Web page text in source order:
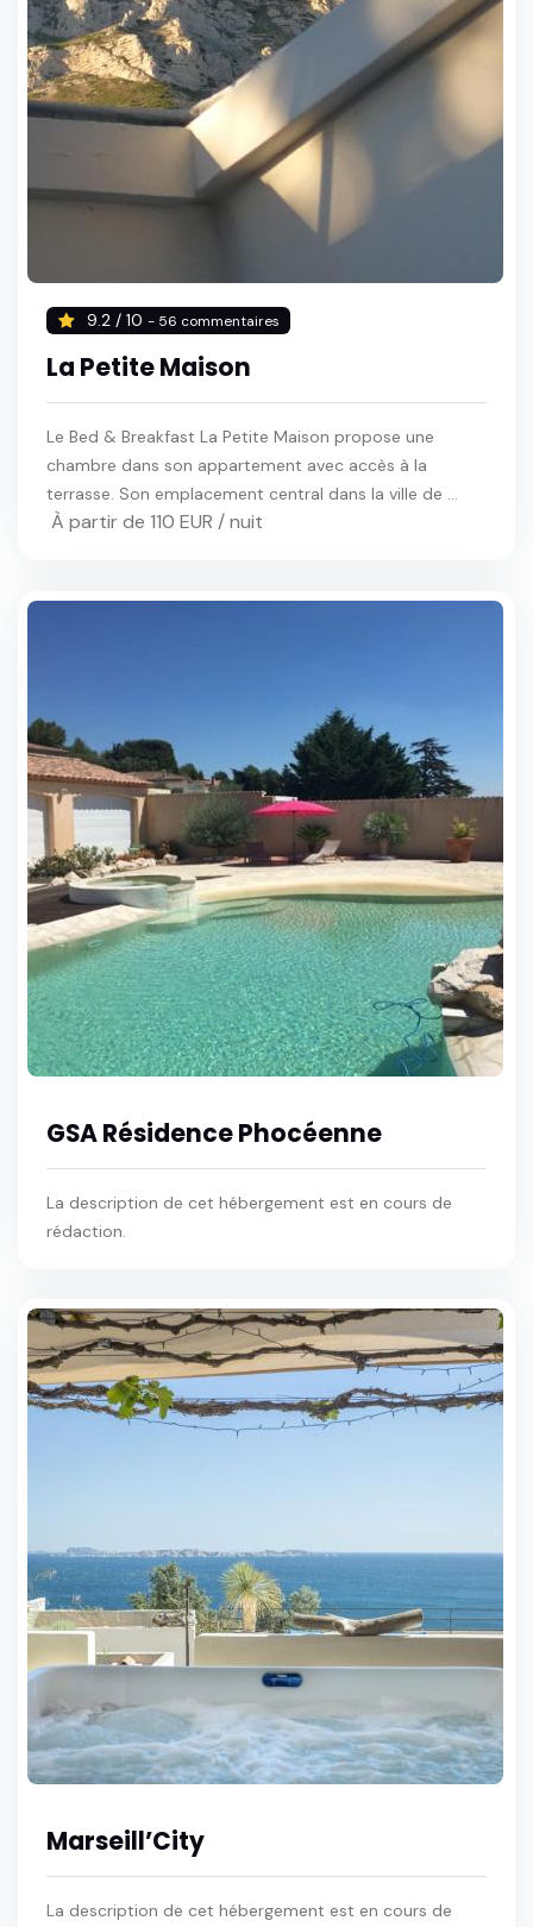
9.2 / 10 - 56 commentaires
La Petite Maison
Le Bed & Breakfast La Petite Maison propose une
chambre dans son appartement avec accès à la
terrasse. Son emplacement central dans la ville de ...
À partir de 110 EUR / nuit
GSA Résidence Phocéenne
La description de cet hébergement est en cours de
rédaction.
Marseill’City
La description de cet hébergement est en cours de